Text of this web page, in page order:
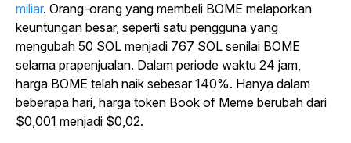
miliar. Orang-orang yang membeli BOME melaporkan
keuntungan besar, seperti satu pengguna yang
mengubah 50 SOL menjadi 767 SOL senilai BOME
selama prapenjualan. Dalam periode waktu 24 jam,
harga BOME telah naik sebesar 140%. Hanya dalam
beberapa hari, harga token Book of Meme berubah dari
$0,001 menjadi $0,02.